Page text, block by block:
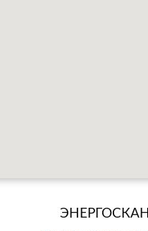
ЭНЕРГОСКАН